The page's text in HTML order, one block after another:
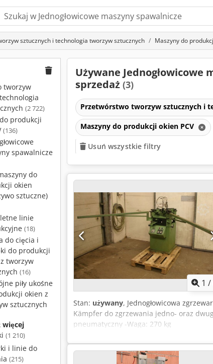
sztucznych i technologia tworzyw sztucznych Maszyny do
tworzyw
(2 722)
produkcji
(136)
spawalnicze
do
okien
sztuczne)
linie
(18)
do cięcia i
do produkcji
tworzyw
(16)
piły ukośne
okien z
sztucznych
więcej
(1 210)
i linie do
(215)
Używane Jednogłowicowe
sprzedaż (3)
Przetwórstwo tworzyw sztucznych i
Maszyny do produkcji okien PCV
Usuń wszystkie filtry
1 /
Stan: używany, Jednogłowicowa
Kämpfer do zgrzewania jedno- oraz
pneumatyczny -Waga: 270 kg